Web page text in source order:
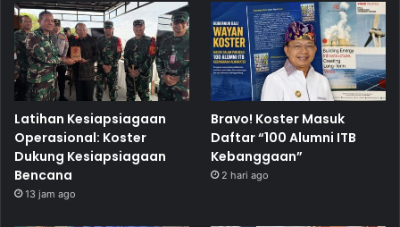
Latihan Kesiapsiagaan
Operasional: Koster
Dukung Kesiapsiagaan
Bencana
13 jam ago
Bravo! Koster Masuk
Daftar “100 Alumni ITB
Kebanggaan”
2 hari ago